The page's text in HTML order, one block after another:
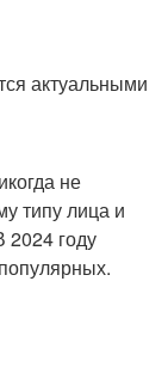
актуальными
не
типу лица и
2024 году